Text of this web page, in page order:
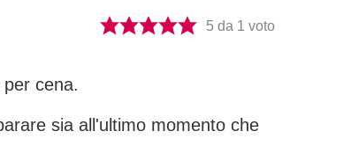
5 da 1 voto
cena.
sia all'ultimo momento che